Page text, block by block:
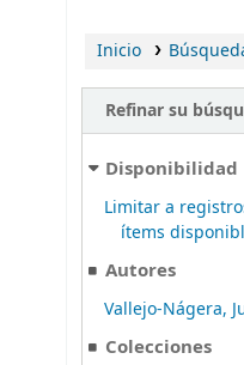
Inicio
Refinar su
Disponibilidad
Limitar a
ítems
Autores
Vallejo-Nágera,
Colecciones